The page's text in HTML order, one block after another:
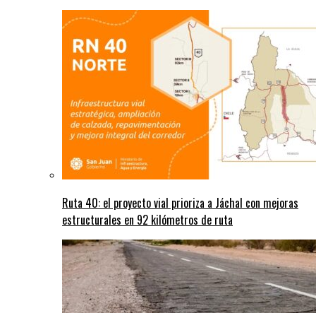
Ruta 40: el proyecto vial prioriza a Jáchal con mejoras
estructurales en 92 kilómetros de ruta